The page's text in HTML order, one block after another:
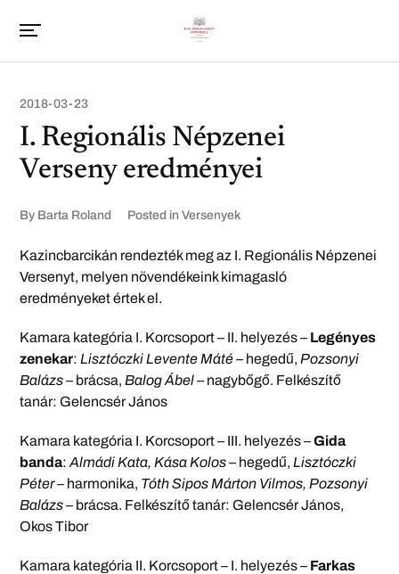
2018-03-23
I. Regionális Népzenei
Verseny eredményei
By Barta Roland Posted in Versenyek
Kazincbarcikán rendezték meg az I. Regionális Népzenei
Versenyt, melyen növendékeink kimagasló
eredményeket értek el.
Kamara kategória I. Korcsoport – II. helyezés – Legényes
zenekar:Lisztóczki Levente Máté– hegedű, Pozsonyi
Balázs– brácsa, Balog Ábel– nagybőgő. Felkészítő
tanár: Gelencsér János
Kamara kategória I. Korcsoport – III. helyezés –Gida
banda:Almádi Kata, Kása Kolos– hegedű,Lisztóczki
Péter– harmonika, Tóth Sipos Márton Vilmos, Pozsonyi
Balázs– brácsa. Felkészítő tanár: Gelencsér János,
Okos Tibor
Kamara kategória II. Korcsoport – I. helyezés – Farkas